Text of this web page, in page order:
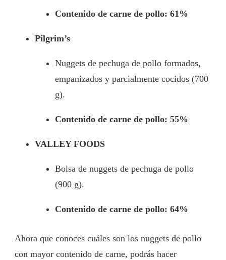
Contenido de carne de pollo: 61%
Pilgrim’s
Nuggets de pechuga de pollo formados,
empanizados y parcialmente cocidos (700
g).
Contenido de carne de pollo: 55%
VALLEY FOODS
Bolsa de nuggets de pechuga de pollo
(900 g).
Contenido de carne de pollo: 64%
Ahora que conoces cuáles son los nuggets de pollo
con mayor contenido de carne, podrás hacer